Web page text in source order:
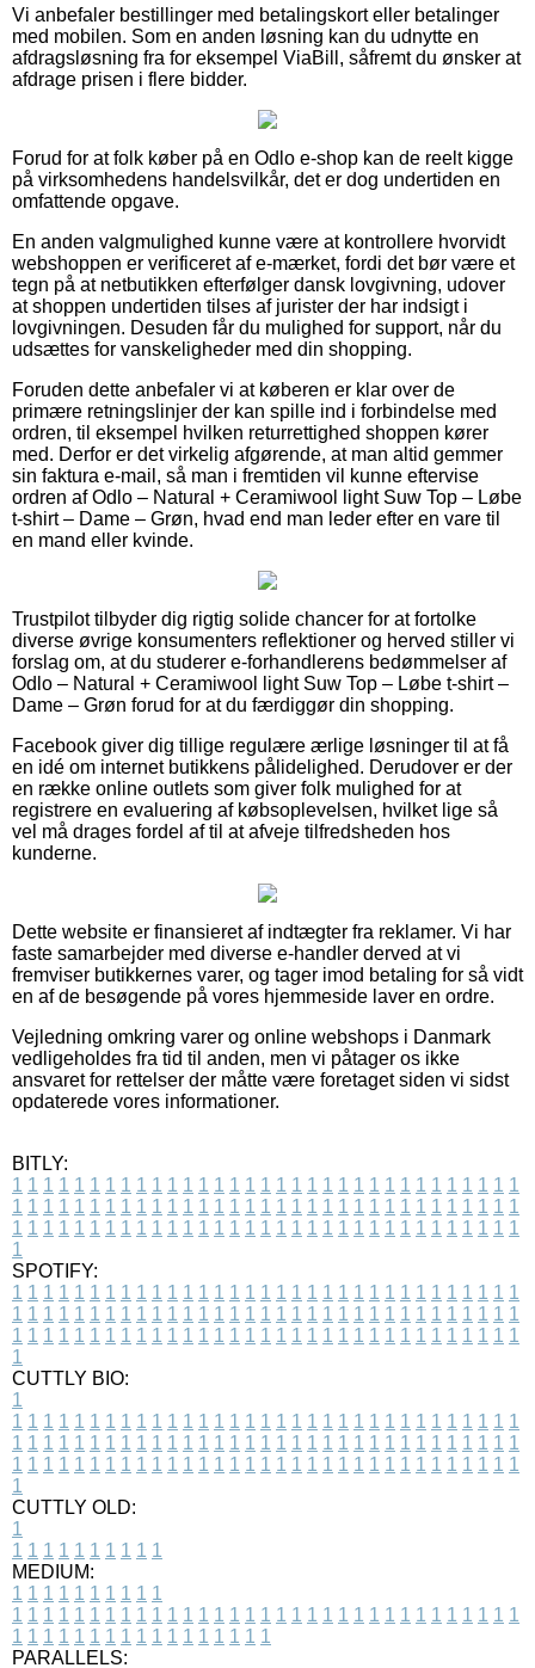
Vi anbefaler bestillinger med betalingskort eller betalinger
med mobilen. Som en anden løsning kan du udnytte en
afdragsløsning fra for eksempel ViaBill, såfremt du ønsker at
afdrage prisen i flere bidder.
Forud for at folk køber på en Odlo e-shop kan de reelt kigge
på virksomhedens handelsvilkår, det er dog undertiden en
omfattende opgave.
En anden valgmulighed kunne være at kontrollere hvorvidt
webshoppen er verificeret af e-mærket, fordi det bør være et
tegn på at netbutikken efterfølger dansk lovgivning, udover
at shoppen undertiden tilses af jurister der har indsigt i
lovgivningen. Desuden får du mulighed for support, når du
udsættes for vanskeligheder med din shopping.
Foruden dette anbefaler vi at køberen er klar over de
primære retningslinjer der kan spille ind i forbindelse med
ordren, til eksempel hvilken returrettighed shoppen kører
med. Derfor er det virkelig afgørende, at man altid gemmer
sin faktura e-mail, så man i fremtiden vil kunne eftervise
ordren af Odlo – Natural + Ceramiwool light Suw Top – Løbe
t-shirt – Dame – Grøn, hvad end man leder efter en vare til
en mand eller kvinde.
Trustpilot tilbyder dig rigtig solide chancer for at fortolke
diverse øvrige konsumenters reflektioner og herved stiller vi
forslag om, at du studerer e-forhandlerens bedømmelser af
Odlo – Natural + Ceramiwool light Suw Top – Løbe t-shirt –
Dame – Grøn forud for at du færdiggør din shopping.
Facebook giver dig tillige regulære ærlige løsninger til at få
en idé om internet butikkens pålidelighed. Derudover er der
en række online outlets som giver folk mulighed for at
registrere en evaluering af købsoplevelsen, hvilket lige så
vel må drages fordel af til at afveje tilfredsheden hos
kunderne.
Dette website er finansieret af indtægter fra reklamer. Vi har
faste samarbejder med diverse e-handler derved at vi
fremviser butikkernes varer, og tager imod betaling for så vidt
en af de besøgende på vores hjemmeside laver en ordre.
Vejledning omkring varer og online webshops i Danmark
vedligeholdes fra tid til anden, men vi påtager os ikke
ansvaret for rettelser der måtte være foretaget siden vi sidst
opdaterede vores informationer.
BITLY:
1 1 1 1 1 1 1 1 1 1 1 1 1 1 1 1 1 1 1 1 1 1 1 1 1 1 1 1 1 1 1 1 1
1 1 1 1 1 1 1 1 1 1 1 1 1 1 1 1 1 1 1 1 1 1 1 1 1 1 1 1 1 1 1 1 1
1 1 1 1 1 1 1 1 1 1 1 1 1 1 1 1 1 1 1 1 1 1 1 1 1 1 1 1 1 1 1 1 1
1
SPOTIFY:
1 1 1 1 1 1 1 1 1 1 1 1 1 1 1 1 1 1 1 1 1 1 1 1 1 1 1 1 1 1 1 1 1
1 1 1 1 1 1 1 1 1 1 1 1 1 1 1 1 1 1 1 1 1 1 1 1 1 1 1 1 1 1 1 1 1
1 1 1 1 1 1 1 1 1 1 1 1 1 1 1 1 1 1 1 1 1 1 1 1 1 1 1 1 1 1 1 1 1
1
CUTTLY BIO:
1
1 1 1 1 1 1 1 1 1 1 1 1 1 1 1 1 1 1 1 1 1 1 1 1 1 1 1 1 1 1 1 1 1
1 1 1 1 1 1 1 1 1 1 1 1 1 1 1 1 1 1 1 1 1 1 1 1 1 1 1 1 1 1 1 1 1
1 1 1 1 1 1 1 1 1 1 1 1 1 1 1 1 1 1 1 1 1 1 1 1 1 1 1 1 1 1 1 1 1
1
CUTTLY OLD:
1
1 1 1 1 1 1 1 1 1 1
MEDIUM:
1 1 1 1 1 1 1 1 1 1
1 1 1 1 1 1 1 1 1 1 1 1 1 1 1 1 1 1 1 1 1 1 1 1 1 1 1 1 1 1 1 1 1
1 1 1 1 1 1 1 1 1 1 1 1 1 1 1 1 1
PARALLELS: